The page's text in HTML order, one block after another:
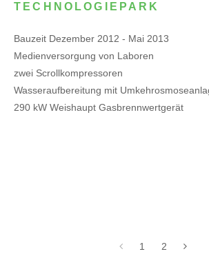
TECHNOLOGIEPARK
Bauzeit Dezember 2012 - Mai 2013
Medienversorgung von Laboren
zwei Scrollkompressoren
Wasseraufbereitung mit
290 kW Weishaupt Gasbrennwertgerät
1 2